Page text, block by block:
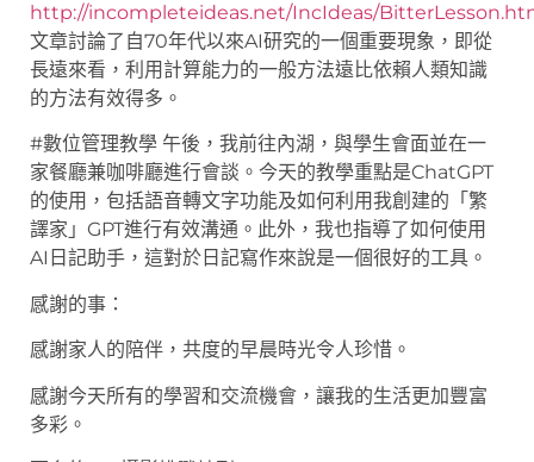
http://incompleteideas.net/IncIdeas/
文章討論了自70年代以來AI研究的一個重要現象，即從
長遠來看，利用計算能力的一般方法遠比依賴人類知識
的方法有效得多。
#數位管理教學 午後，我前往內湖，與學生會面並在一
家餐廳兼咖啡廳進行會談。今天的教學重點是ChatGPT
的使用，包括語音轉文字功能及如何利用我創建的「繁
譯家」GPT進行有效溝通。此外，我也指導了如何使用
AI日記助手，這對於日記寫作來說是一個很好的工具。
感謝的事：
感謝家人的陪伴，共度的早晨時光令人珍惜。
感謝今天所有的學習和交流機會，讓我的生活更加豐富
多彩。